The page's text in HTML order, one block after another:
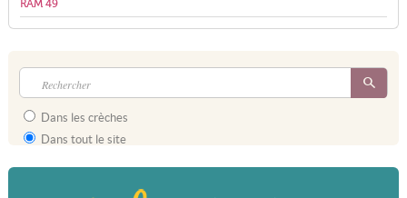
RAM 49
Dans les crèches
Dans tout le site